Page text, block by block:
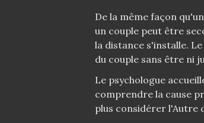
De la même façon
un couple peut être
la distance s'installe.
du couple sans être ni
Le psychologue
comprendre la cause
plus considérer l'Autre